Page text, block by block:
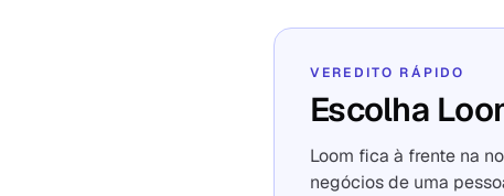
VEREDITO RÁPIDO
Escolha
Loom fica à frente na
negócios de uma